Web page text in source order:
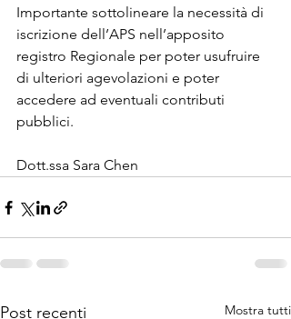
Importante sottolineare la necessità di
iscrizione dell’APS nell’apposito
registro Regionale per poter usufruire
di ulteriori agevolazioni e poter
accedere ad eventuali contributi
pubblici.
Dott.ssa Sara Chen
Post recenti Mostra tutti